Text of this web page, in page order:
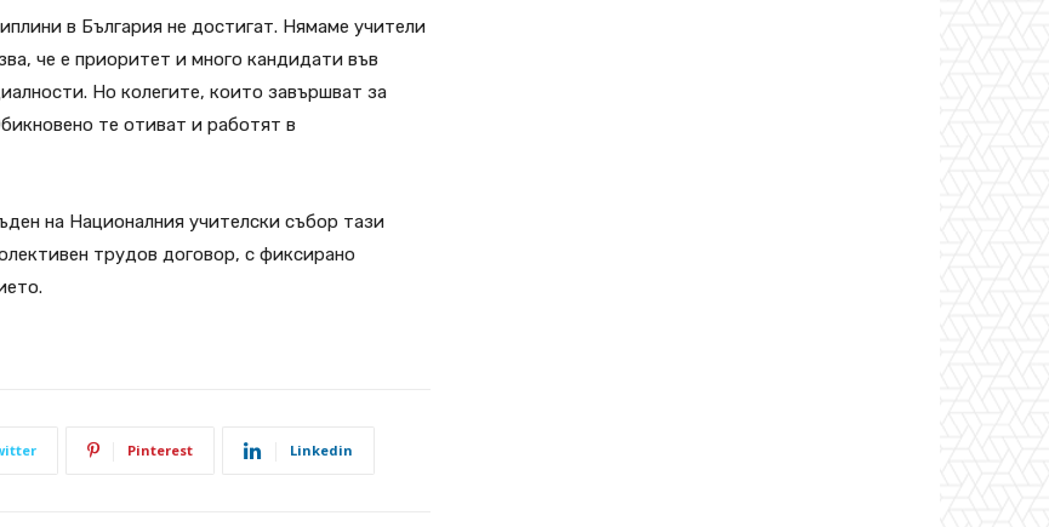
в България не достигат. Нямаме учители
че е приоритет и много кандидати във
Но колегите, които завършват за
те отиват и работят в
на Националния учителски събор тази
трудов договор, с фиксирано
Pinterest Linkedin